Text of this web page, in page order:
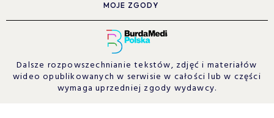
MOJE ZGODY
Dalsze rozpowszechnianie tekstów, zdjęć i materiałów
wideo opublikowanych w serwisie w całości lub w części
wymaga uprzedniej zgody wydawcy.